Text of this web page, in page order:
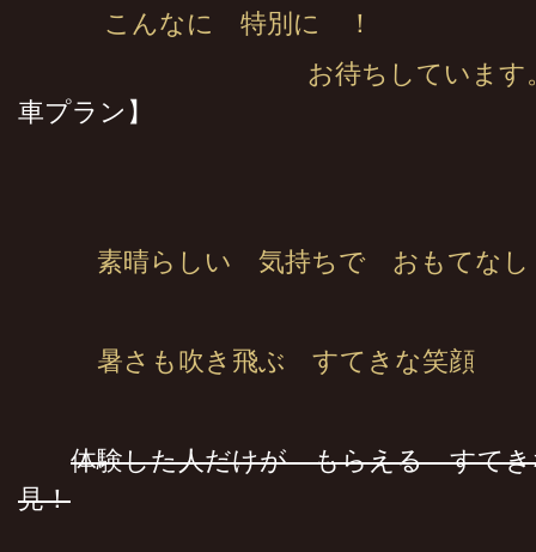
こんなに 特別に ！
お待ちしています
車プラン】
素晴らしい 気持ちで おもてなし
暑さも吹き飛ぶ すてきな笑顔
体験した人だけが もらえる すて
見！